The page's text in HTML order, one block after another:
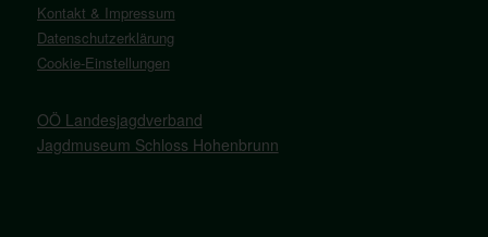
Kontakt & Impressum
Datenschutzerklärung
Cookie-Einstellungen
OÖ Landesjagdverband
Jagdmuseum Schloss Hohenbrunn